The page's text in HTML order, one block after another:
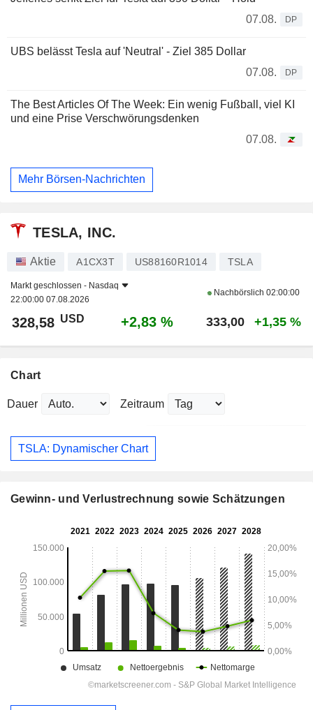
07.08.
DP
UBS belässt Tesla auf 'Neutral' - Ziel 385 Dollar
07.08.
DP
The Best Articles Of The Week: Ein wenig Fußball, viel KI
und eine Prise Verschwörungsdenken
07.08.
Mehr Börsen-Nachrichten
TESLA, INC.
Aktie A1CX3T US88160R1014 TSLA
Markt geschlossen - Nasdaq
22:00:00 07.08.2026
Nachbörslich 02:00:00
328,58 USD +2,83 % 333,00 +1,35 %
Chart
Dauer Zeitraum
TSLA: Dynamischer Chart
Gewinn- und Verlustrechnung sowie Schätzungen